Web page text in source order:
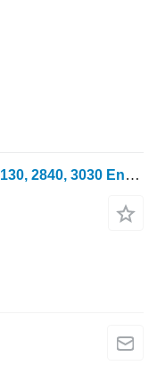
轮式拖拉机 的 气缸体 John Deere 3130, 2840, 3030 Engine Block Ar67683, R55780